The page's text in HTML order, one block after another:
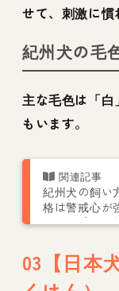
せて、刺激に慣
紀州犬の毛
主な毛色は「白
もいます。
紀州犬の飼い
格は警戒心が
い？ 毛色や
解説
03【日本